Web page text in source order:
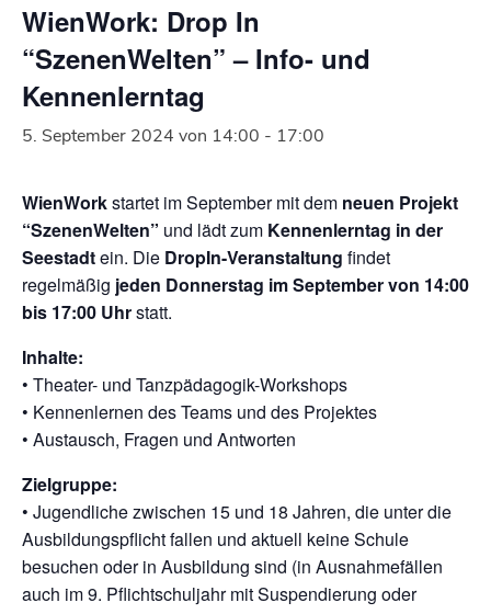
WienWork: Drop In
“SzenenWelten” – Info- und
Kennenlerntag
5. September 2024 von 14:00 - 17:00
WienWorkstartet im September mit dem neuen Projekt
“SzenenWelten” und lädt zum Kennenlerntag in der
Seestadtein. Die DropIn-Veranstaltung findet
regelmäßig jeden Donnerstag im September von 14:00
bis 17:00 Uhrstatt.
Inhalte:
• Theater- und Tanzpädagogik-Workshops
• Kennenlernen des Teams und des Projektes
• Austausch, Fragen und Antworten
Zielgruppe:
• Jugendliche zwischen 15 und 18 Jahren, die unter die
Ausbildungspflicht fallen und aktuell keine Schule
besuchen oder in Ausbildung sind (in Ausnahmefällen
auch im 9. Pflichtschuljahr mit Suspendierung oder